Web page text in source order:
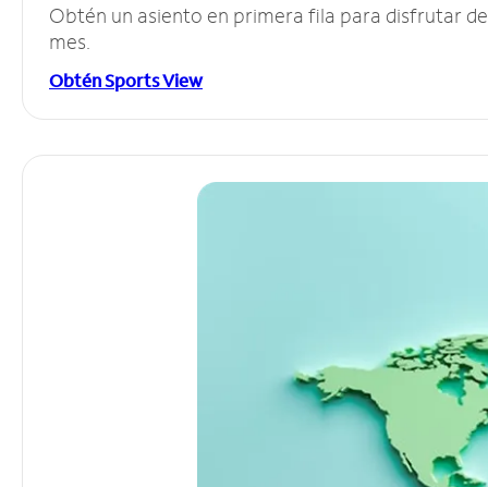
Obtén un asiento en primera fila para disfrutar
mes.
Obtén Sports View